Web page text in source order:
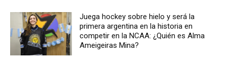
Juega hockey sobre hielo y será la
primera argentina en la historia en
competir en la NCAA: ¿Quién es Alma
Ameigeiras Mina?